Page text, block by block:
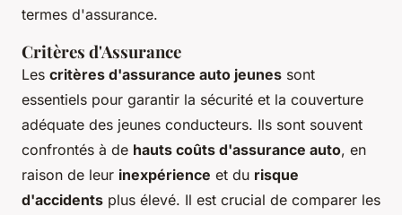
termes d'assurance.
Critères d'Assurance
Les critères d'assurance auto jeunes sont
essentiels pour garantir la sécurité et la couverture
adéquate des jeunes conducteurs. Ils sont souvent
confrontés à de hauts coûts d'assurance auto, en
raison de leur inexpérience et du risque
d'accidents plus élevé. Il est crucial de comparer les